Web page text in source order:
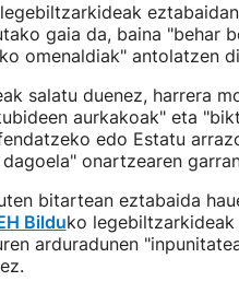
gaia da, baina "behar
omenaldiak" antolatzen
salatu duenez, harrera
aurkakoak" eta
edo Estatu
onartzearen
bitartean eztabaida
Bilduko legebiltzarkideak
arduradunen